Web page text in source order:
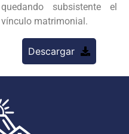
quedando subsistente el
vínculo matrimonial.
Descargar